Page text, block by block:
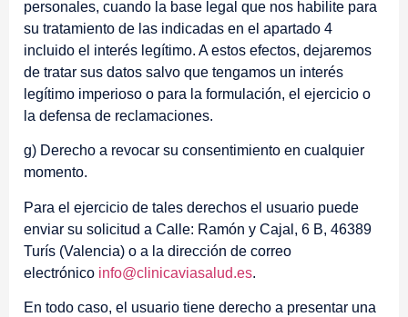
personales, cuando la base legal que nos habilite para
su tratamiento de las indicadas en el apartado 4
incluido el interés legítimo. A estos efectos, dejaremos
de tratar sus datos salvo que tengamos un interés
legítimo imperioso o para la formulación, el ejercicio o
la defensa de reclamaciones.
g) Derecho a revocar su consentimiento en cualquier
momento.
Para el ejercicio de tales derechos el usuario puede
enviar su solicitud a Calle: Ramón y Cajal, 6 B, 46389
Turís (Valencia) o a la dirección de correo
electrónico info@clinicaviasalud.es.
En todo caso, el usuario tiene derecho a presentar una